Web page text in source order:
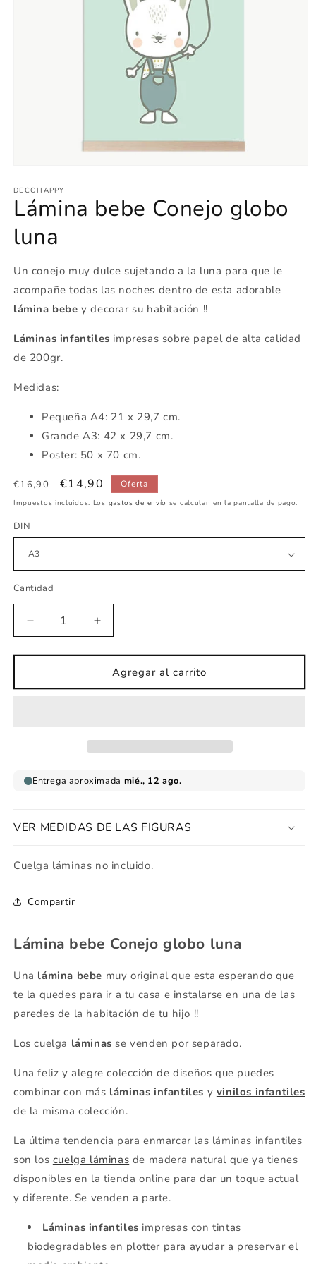
multimedia
1
en
ventana
modal
DECOHAPPY
Lámina bebe Conejo globo
luna
Un conejo muy dulce sujetando a la luna para que le
acompañe todas las noches dentro de esta adorable
lámina bebe y decorar su habitación !!
Láminas infantiles impresas sobre papel de alta calidad
de 200gr.
Medidas:
Pequeña A4: 21 x 29,7 cm.
Grande A3: 42 x 29,7 cm.
Poster: 50 x 70 cm.
Precio
habitual
€16,90
Precio
de
€14,90 Oferta
Impuestos incluidos. Los gastos de envío se calculan en la pantalla de pago.
DIN
Cantidad
Reducir
cantidad
para
bebe
Aumentar
cantidad
para
Lámina
bebe
Agregar al carrito
VER MEDIDAS DE LAS FIGURAS
Cuelga láminas no incluido.
Compartir
Lámina bebe Conejo globo luna
Una lámina bebe muy original que esta esperando que
te la quedes para ir a tu casa e instalarse en una de las
paredes de la habitación de tu hijo !!
Los cuelga láminas se venden por separado.
Una feliz y alegre colección de diseños que puedes
combinar con más láminas infantiles y vinilos infantiles
de la misma colección.
La última tendencia para enmarcar las láminas infantiles
son los cuelga láminas de madera natural que ya tienes
disponibles en la tienda online para dar un toque actual
y diferente. Se venden a parte.
Láminas infantiles impresas con tintas
biodegradables en plotter para ayudar a preservar el